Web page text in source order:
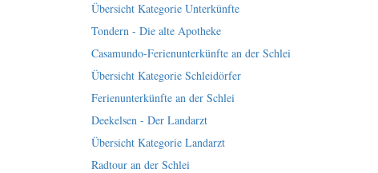
Übersicht Kategorie Unterkünfte
Tondern - Die alte Apotheke
Casamundo-Ferienunterkünfte an der Schlei
Übersicht Kategorie Schleidörfer
Ferienunterkünfte an der Schlei
Deekelsen - Der Landarzt
Übersicht Kategorie Landarzt
Radtour an der Schlei